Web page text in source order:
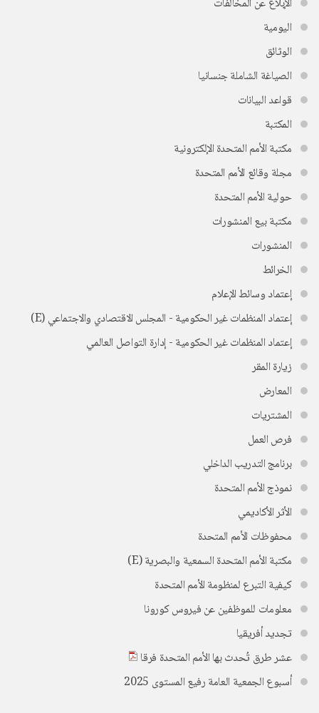
اليومية
الوثائق
الصياغة الشاملة جنسانيا
قواعد البيانات
المكتبة
مكتبة الأمم المتحدة الإلكترونية
مجلة وقائع الأمم المتحدة
حولية الأمم المتحدة
مكتبة بيع المنشورات
المنشورات
الخرائط
إعتماد وسائط الإعلام
إعتماد المنظمات غير الحكومية - المجلس الاقتصادي والاجتماعي (E)
إعتماد المنظمات غير الحكومية - إدارة التواصل العالمي
زيارة المقر
المعارض
المشتريات
فرص العمل
برنامج التدريب الداخلي
نموذج الأمم المتحدة
الأثر الأكاديمي
محفوظات الأمم المتحدة
مكتبة الأمم المتحدة السمعية والبصرية (E)
كيفية التبرع لمنظومة الأمم المتحدة
معلومات للموظفين عن فيروس كورونا
تجديد أفريقيا
عشر طرق تُحدث بها الأمم المتحدة فرقا
أسبوع الجمعية العامة رفيع المستوى 2025